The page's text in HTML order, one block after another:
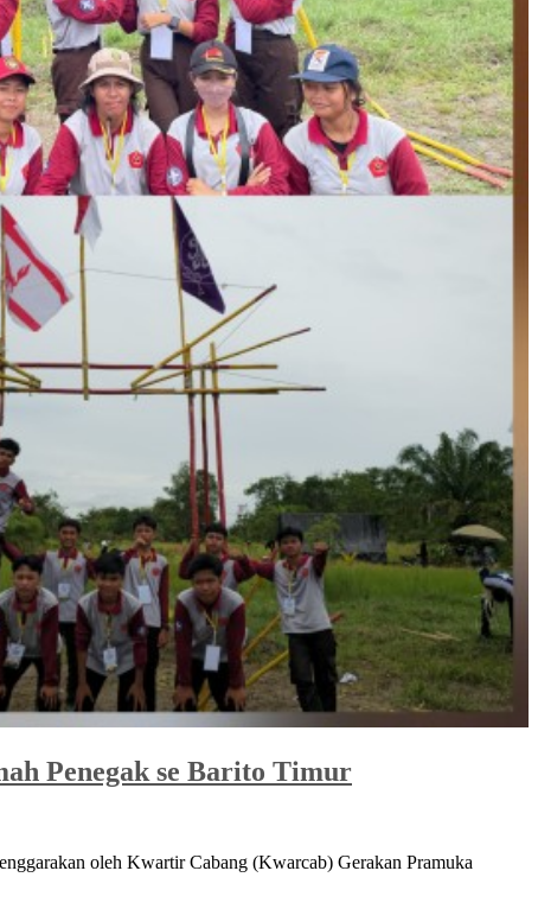
Penegak se Barito Timur
oleh Kwartir Cabang (Kwarcab) Gerakan Pramuka